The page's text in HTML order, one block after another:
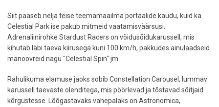
Siit pääseb nelja teise teemamaailma portaalide kaudu, kuid ka
Celestial Park ise pakub mitmeid vaatamisväärsusi.
Adrenaliinirohke Stardust Racers on võidusõidukarussell, mis
kihutab läbi taeva kiirusega kuni 100 km/h, pakkudes ainulaadseid
manöövreid nagu "Celestial Spin" jm.
Rahulikuma elamuse jaoks sobib Constellation Carousel, lummav
karussell taevaste olenditega, mis pöörlevad ja tõstavad sõitjaid
kõrgustesse. Lõõgastavaks vahepalaks on Astronomica,